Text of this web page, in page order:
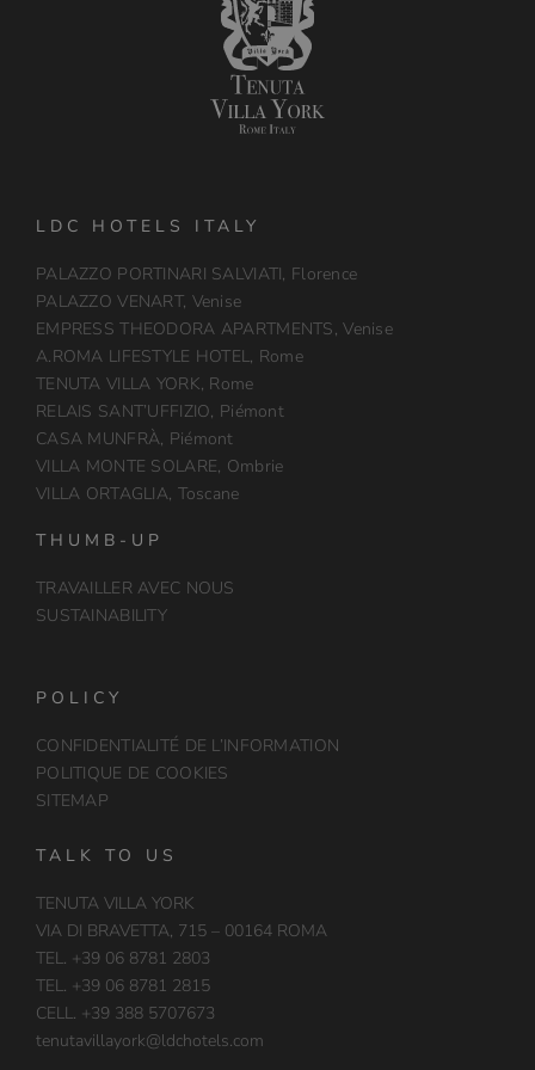
LDC HOTELS ITALY
PALAZZO PORTINARI SALVIATI, Florence
PALAZZO VENART, Venise
EMPRESS THEODORA APARTMENTS, Venise
A.ROMA LIFESTYLE HOTEL, Rome
TENUTA VILLA YORK, Rome
RELAIS SANT’UFFIZIO, Piémont
CASA MUNFRÀ, Piémont
VILLA MONTE SOLARE, Ombrie
VILLA ORTAGLIA, Toscane
THUMB-UP
TRAVAILLER AVEC NOUS
SUSTAINABILITY
POLICY
CONFIDENTIALITÉ DE L’INFORMATION
POLITIQUE DE COOKIES
SITEMAP
TALK TO US
TENUTA VILLA YORK
VIA DI BRAVETTA, 715 – 00164 ROMA
TEL. +39 06 8781 2803
TEL. +39 06 8781 2815
CELL. +39 388 5707673
tenutavillayork@ldchotels.com